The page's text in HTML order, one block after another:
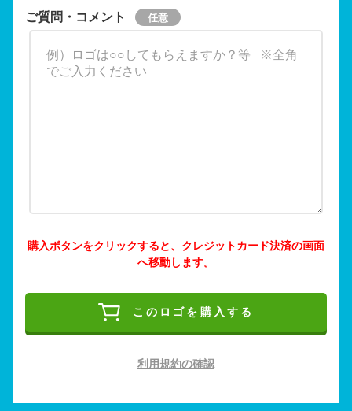
ご質問・コメント
購入ボタンをクリックすると、クレジットカード決済の画面
へ移動します。
このロゴを購入する
利用規約の確認